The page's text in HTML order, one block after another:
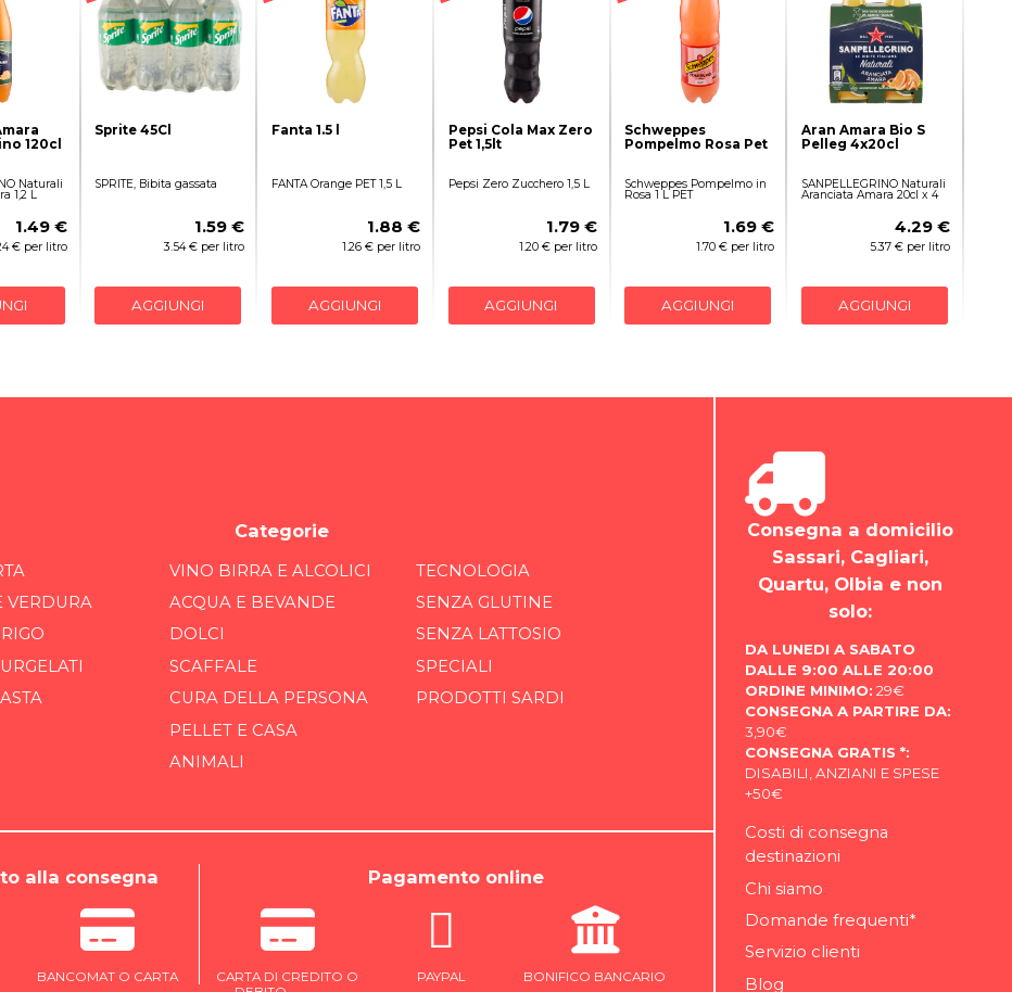
120cl
Naturali
1,2 L
1.49 €
€ per litro
Sprite 45Cl
SPRITE, Bibita gassata
1.59 €
3.54 € per litro
AGGIUNGI
Fanta 1.5 l
FANTA Orange PET 1,5 L
1.88 €
1.26 € per litro
AGGIUNGI
Pepsi Cola Max Zero
Pet 1,5lt
Pepsi Zero Zucchero 1,5 L
1.79 €
1.20 € per litro
AGGIUNGI
Schweppes
Pompelmo Rosa Pet
Schweppes Pompelmo in
Rosa 1 L PET
1.69 €
1.70 € per litro
AGGIUNGI
Aran Amara Bio S
Pelleg 4x20cl
SANPELLEGRINO Naturali
Aranciata Amara 20cl x 4
4.29 €
5.37 € per litro
AGGIUNGI
Categorie
VERDURA
VINO BIRRA E ALCOLICI
ACQUA E BEVANDE
DOLCI
SCAFFALE
CURA DELLA PERSONA
PELLET E CASA
ANIMALI
TECNOLOGIA
SENZA GLUTINE
SENZA LATTOSIO
SPECIALI
PRODOTTI SARDI
alla consegna
BANCOMAT O CARTA
Pagamento online
CARTA DI CREDITO O
PAYPAL BONIFICO BANCARIO
Consegna a domicilio
Sassari, Cagliari,
Quartu, Olbia e non
solo:
DA LUNEDI A SABATO
DALLE 9:00 ALLE 20:00
ORDINE MINIMO: 29€
CONSEGNA A PARTIRE DA:
3,90€
CONSEGNA GRATIS *:
DISABILI, ANZIANI E SPESE
+50€
Costi di consegna
destinazioni
Chi siamo
Domande frequenti*
Servizio clienti
Blog